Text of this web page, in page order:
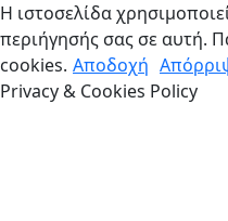
Η ιστοσελίδα
περιήγησής σας σε αυτή.
cookies. Αποδοχή
Privacy & Cookies Policy